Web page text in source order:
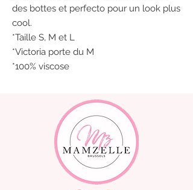
des bottes et perfecto pour un look plus
cool.
*Taille S, M et L
*Victoria porte du M
*100% viscose